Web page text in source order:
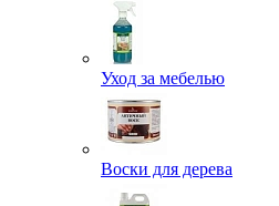
Уход за мебелью
Воски для дерева